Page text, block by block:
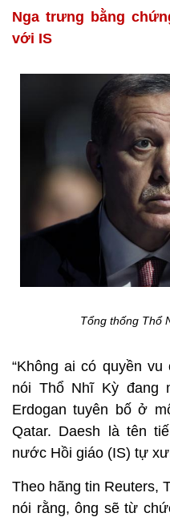
Nga trưng bằng
với IS
Tổng thống Thổ
“Không ai có quyền
nói Thổ Nhĩ Kỳ đang
Erdogan tuyên bố ở
Qatar. Daesh là tên
nước Hồi giáo (IS) tự
Theo hãng tin Reuters,
nói rằng, ông sẽ từ